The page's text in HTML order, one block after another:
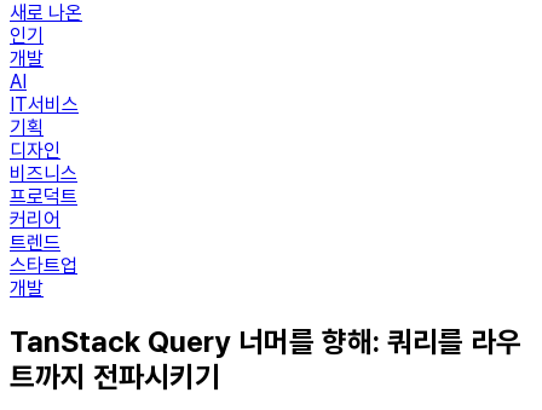
새로 나온
인기
개발
AI
IT서비스
기획
디자인
비즈니스
프로덕트
커리어
트렌드
스타트업
개발
TanStack Query 너머를 향해: 쿼리를 라우
트까지 전파시키기